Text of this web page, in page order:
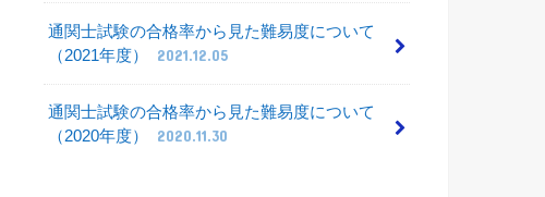
通関士試験の合格率から見た難易度について
（2021年度）
2021.12.05
通関士試験の合格率から見た難易度について
（2020年度）
2020.11.30